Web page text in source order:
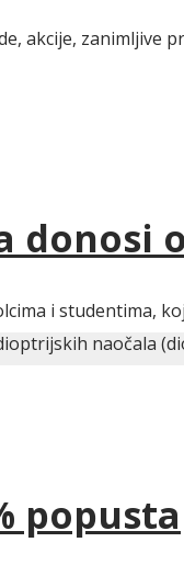
akcije, zanimljive
donosi
i studentima,
naočala
popusta